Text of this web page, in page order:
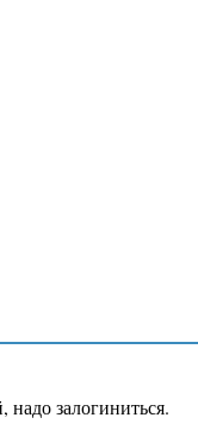
залогиниться.